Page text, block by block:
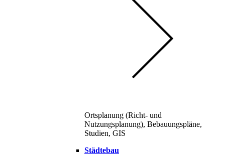
Ortsplanung (Richt- und
Nutzungsplanung), Bebauungspläne,
Studien, GIS
Städtebau